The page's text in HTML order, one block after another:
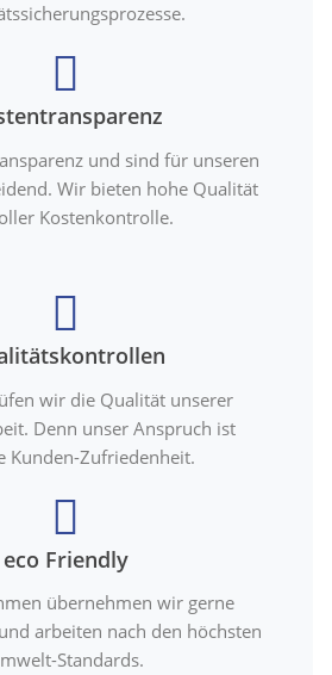
und sind für unseren
Wir bieten hohe Qualität
Kostenkontrolle.
wir die Qualität unserer
Denn unser Anspruch ist
Kunden-Zufriedenheit.
eco Friendly
übernehmen wir gerne
arbeiten nach den höchsten
Standards.